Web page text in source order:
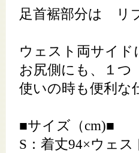
足首裾部分は リ
ウェスト両サイ
お尻側にも、１
使いの時も便利な
■サイズ（cm)■
S：着丈94×ウェス